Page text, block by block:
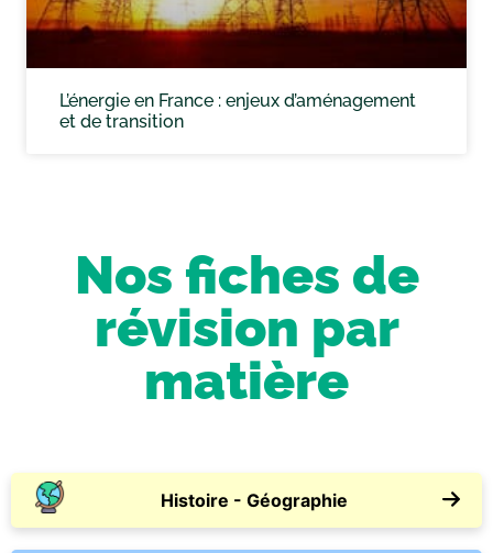
L’énergie en France : enjeux d’aménagement
et de transition
Nos fiches de
révision par
matière
Histoire - Géographie